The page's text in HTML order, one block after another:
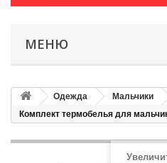
МЕНЮ
Одежда Мальчики
Комплект термобелья для